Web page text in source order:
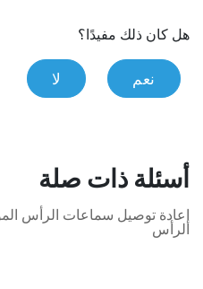
هل كان ذلك مفيدًا؟
نعم لا
أسئلة ذات صلة
إعادة توصيل سماعات الرأس
الرأس